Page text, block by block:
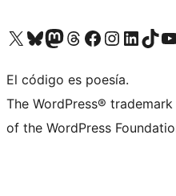
Visit our X (formerly Twitter) account
Visit our Bluesky account
Visit our Mastodon account
Visit our Threads account
Visita nuestra página de Facebook
Visita nuestra cuenta de
Visita nuestra cuenta
Visit our
El código es poesía.
The WordPress®
of the WordPress